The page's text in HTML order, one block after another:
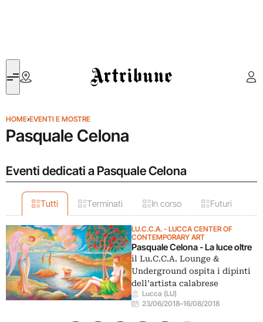
Artribune
HOME›EVENTI E MOSTRE
Pasquale Celona
Eventi dedicati a Pasquale Celona
Tutti Terminati In corso Futuri
LU.C.C.A. - LUCCA CENTER OF
CONTEMPORARY ART
Pasquale Celona - La luce oltre
il Lu.C.C.A. Lounge &
Underground ospita i dipinti
dell’artista calabrese
Lucca (LU)
23/06/2018–16/08/2018